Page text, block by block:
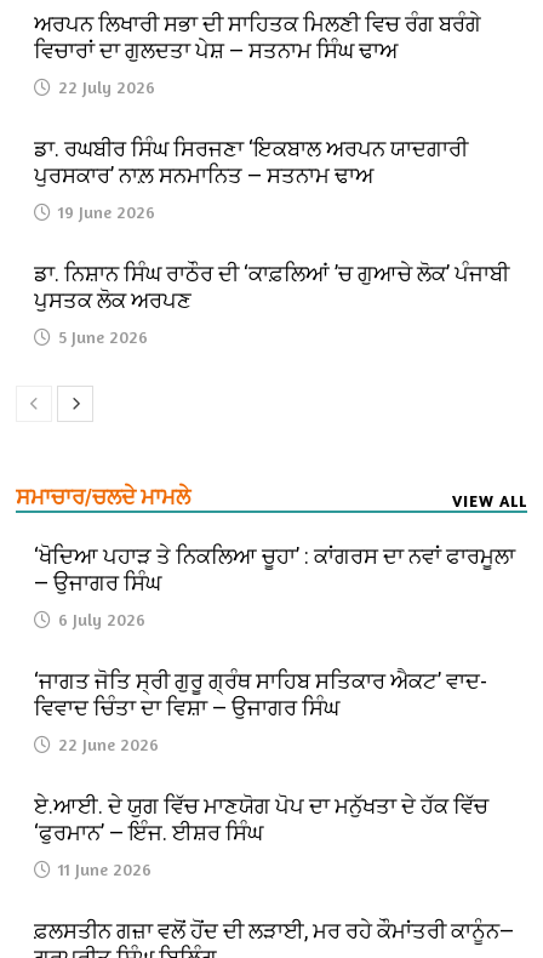
ਅਰਪਨ ਲਿਖਾਰੀ ਸਭਾ ਦੀ ਸਾਹਿਤਕ ਮਿਲਣੀ ਵਿਚ ਰੰਗ ਬਰੰਗੇ
ਵਿਚਾਰਾਂ ਦਾ ਗੁਲਦਤਾ ਪੇਸ਼ — ਸਤਨਾਮ ਸਿੰਘ ਢਾਅ
22 July 2026
ਡਾ. ਰਘਬੀਰ ਸਿੰਘ ਸਿਰਜਣਾ ‘ਇਕਬਾਲ ਅਰਪਨ ਯਾਦਗਾਰੀ
ਪੁਰਸਕਾਰ’ ਨਾਲ਼ ਸਨਮਾਨਿਤ — ਸਤਨਾਮ ਢਾਅ
19 June 2026
ਡਾ. ਨਿਸ਼ਾਨ ਸਿੰਘ ਰਾਠੌਰ ਦੀ ‘ਕਾਫ਼ਲਿਆਂ ’ਚ ਗੁਆਚੇ ਲੋਕ’ ਪੰਜਾਬੀ
ਪੁਸਤਕ ਲੋਕ ਅਰਪਣ
5 June 2026
ਸਮਾਚਾਰ/ਚਲਦੇ ਮਾਮਲੇ VIEW ALL
‘ਖੋਦਿਆ ਪਹਾੜ ਤੇ ਨਿਕਲਿਆ ਚੂਹਾ’ : ਕਾਂਗਰਸ ਦਾ ਨਵਾਂ ਫਾਰਮੂਲਾ
— ਉਜਾਗਰ ਸਿੰਘ
6 July 2026
‘ਜਾਗਤ ਜੋਤਿ ਸ੍ਰੀ ਗੁਰੂ ਗ੍ਰੰਥ ਸਾਹਿਬ ਸਤਿਕਾਰ ਐਕਟ’ ਵਾਦ-
ਵਿਵਾਦ ਚਿੰਤਾ ਦਾ ਵਿਸ਼ਾ — ਉਜਾਗਰ ਸਿੰਘ
22 June 2026
ਏ.ਆਈ. ਦੇ ਯੁਗ ਵਿੱਚ ਮਾਣਯੋਗ ਪੋਪ ਦਾ ਮਨੁੱਖਤਾ ਦੇ ਹੱਕ ਵਿੱਚ
‘ਫੁਰਮਾਨ’ — ਇੰਜ. ਈਸ਼ਰ ਸਿੰਘ
11 June 2026
ਫ਼ਲਸਤੀਨ ਗਜ਼ਾ ਵਲੋਂ ਹੋਂਦ ਦੀ ਲੜਾਈ, ਮਰ ਰਹੇ ਕੌਮਾਂਤਰੀ ਕਾਨੂੰਨ—